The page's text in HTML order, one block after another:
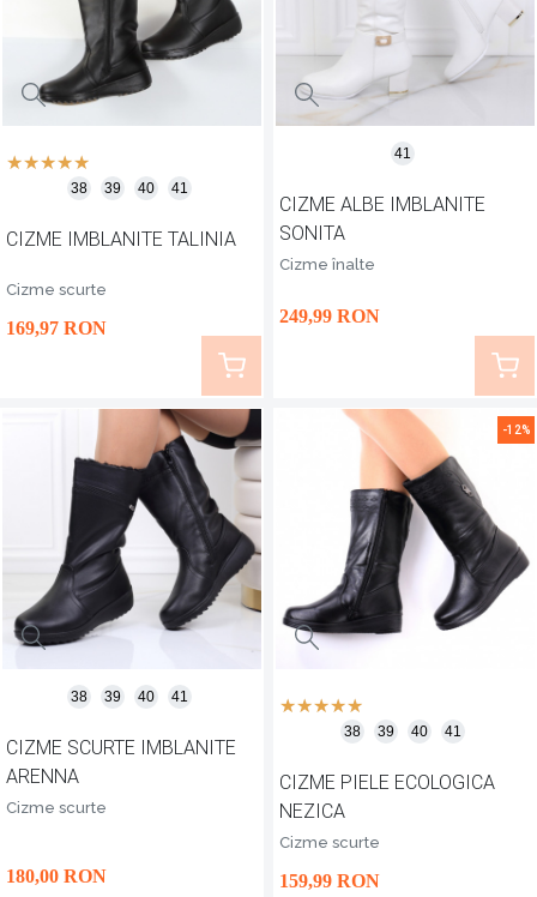
CIZME IMBLANITE TALINIA
Cizme scurte
169,97 RON
38 39 40 41
CIZME ALBE IMBLANITE
SONITA
Cizme înalte
249,99 RON
41
CIZME SCURTE IMBLANITE
ARENNA
Cizme scurte
180,00 RON
38 39 40 41
-12%
CIZME PIELE ECOLOGICA
NEZICA
Cizme scurte
159,99 RON
38 39 40 41